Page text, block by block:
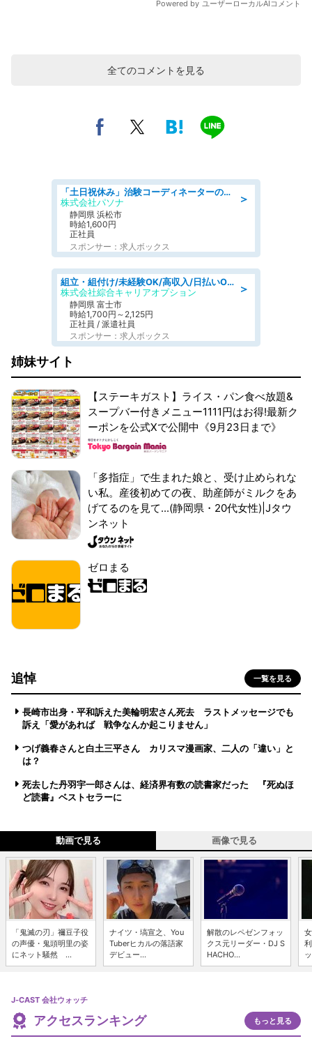
全てのコメントを見る
＞
「土日祝休み」治験コーディネーターのお仕事/未経験OK
株式会社パソナ
静岡県 浜松市
時給1,600円
正社員
スポンサー：求人ボックス
＞
組立・組付け/未経験OK/高収入/日払いOK/寮費無料/交替制
株式会社綜合キャリアオプション
静岡県 富士市
時給1,700円～2,125円
正社員 / 派遣社員
スポンサー：求人ボックス
姉妹サイト
【ステーキガスト】ライス・パン食べ放題&
スープバー付きメニュー1111円はお得!最新ク
ーポンを公式Xで公開中《9月23日まで》
「多指症」で生まれた娘と、受け止められな
い私。産後初めての夜、助産師がミルクをあ
げてるのを見て...(静岡県・20代女性)|Jタウ
ンネット
ゼロまる
追悼 一覧を見る
長崎市出身・平和訴えた美輪明宏さん死去 ラストメッセージでも
訴え「愛があれば 戦争なんか起こりません」
つげ義春さんと白土三平さん カリスマ漫画家、二人の「違い」と
は？
死去した丹羽宇一郎さんは、経済界有数の読書家だった 『死ぬほ
ど読書』ベストセラーに
動画で見る 画像で見る
「鬼滅の刃」禰豆子役
の声優・鬼頭明里の姿
にネット騒然 ...
ナイツ・塙宣之、You
Tuberヒカルの落語家
デビュー...
解散のレペゼンフォッ
クス元リーダー・DJ S
HACHO...
J-CAST 会社ウォッチ
アクセスランキング もっと見る